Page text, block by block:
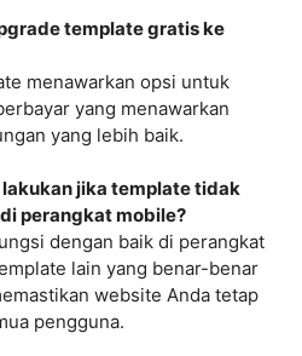
template gratis ke
menawarkan opsi untuk
yang menawarkan
yang lebih baik.
lakukan jika template tidak
perangkat mobile?
dengan baik di perangkat
lain yang benar-benar
website Anda tetap
pengguna.